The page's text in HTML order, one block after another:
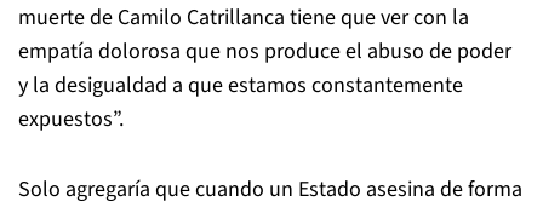
muerte de Camilo Catrillanca tiene que ver con la
empatía dolorosa que nos produce el abuso de poder
y la desigualdad a que estamos constantemente
expuestos”.
Solo agregaría que cuando un Estado asesina de forma